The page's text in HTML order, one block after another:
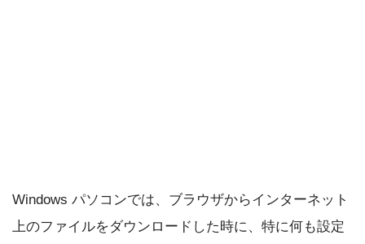
Windows パソコンでは、ブラウザからインターネット
上のファイルをダウンロードした時に、特に何も設定